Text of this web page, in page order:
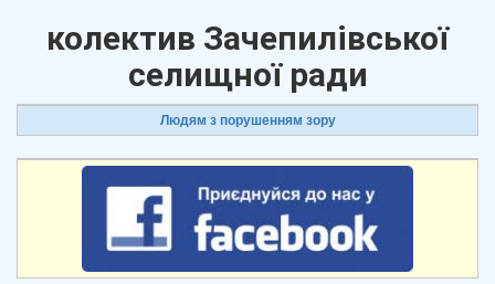
колектив Зачепилівської
селищної ради
Людям з порушенням зору